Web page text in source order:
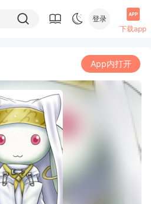
登录
下载app
App内打开